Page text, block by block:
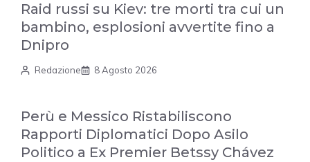
Raid russi su Kiev: tre morti tra cui un
bambino, esplosioni avvertite fino a
Dnipro
Redazione 8 Agosto 2026
Perù e Messico Ristabiliscono
Rapporti Diplomatici Dopo Asilo
Politico a Ex Premier Betssy Chávez